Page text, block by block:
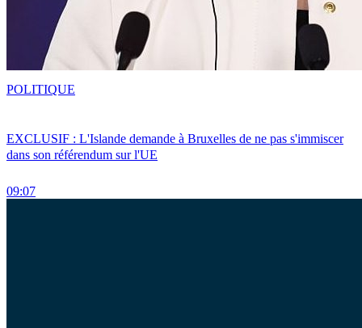
EXCLUSIF : L'Islande demande à Bruxelles de ne pas s'immiscer
dans son référendum sur l'UE
09:07
POLITIQUE